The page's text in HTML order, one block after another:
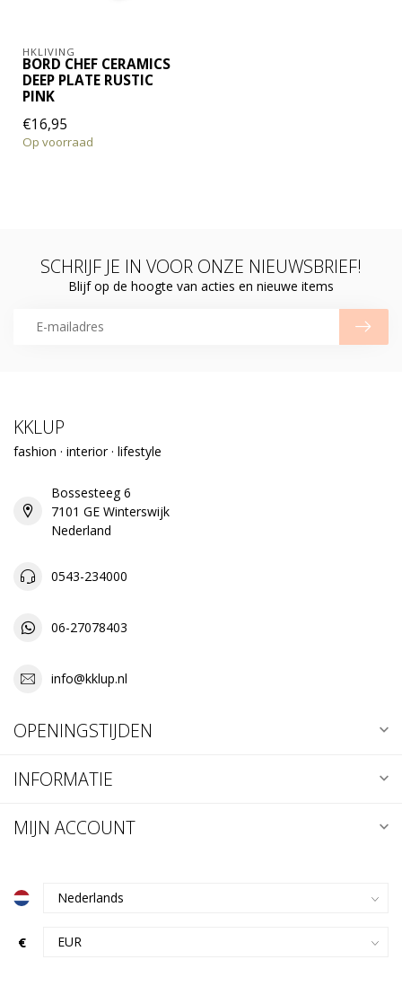
HKLIVING
BORD CHEF CERAMICS
DEEP PLATE RUSTIC
PINK
€16,95
Op voorraad
SCHRIJF JE IN VOOR ONZE NIEUWSBRIEF!
Blijf op de hoogte van acties en nieuwe items
KKLUP
fashion · interior · lifestyle
Bossesteeg 6
7101 GE Winterswijk
Nederland
0543-234000
06-27078403
info@kklup.nl
OPENINGSTIJDEN
INFORMATIE
MIJN ACCOUNT
€